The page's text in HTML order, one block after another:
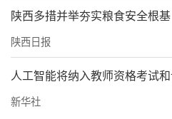
演出结束后，师生们
说：“这场音乐会太震
马头琴和民族音乐的魅
文化的博大精深与多元
的草原，内心充满了感
陕西多措并举夯实粮食安全根基
陕西日报
人工智能将纳入教师资格考试
新华社